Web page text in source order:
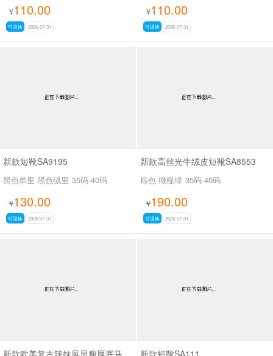
¥110.00
可退换 2026-07-31
¥110.00
可退换 2026-07-31
新款短靴SA9195
黑色单里 黑色绒里 35码-40码
¥130.00
可退换 2026-07-31
新款高丝光牛绒皮短靴SA8553
棕色 橄榄绿 35码-40码
¥190.00
可退换 2026-07-31
新款短靴SA111